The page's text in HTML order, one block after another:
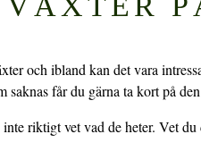
och ibland kan det vara
saknas får du gärna ta kort på
riktigt vet vad de heter. Vet